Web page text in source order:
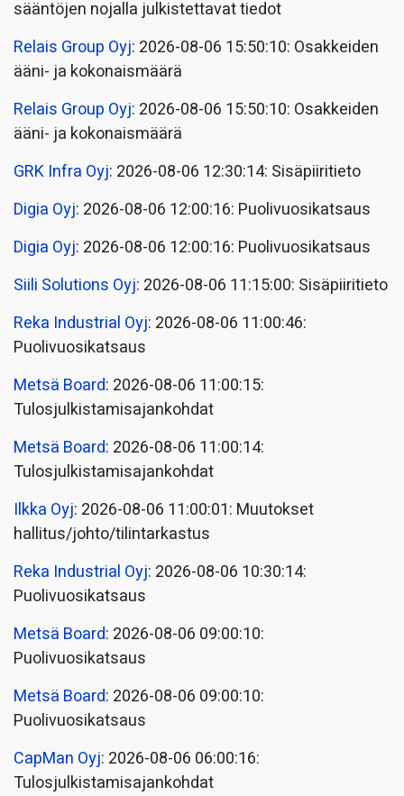
sääntöjen nojalla julkistettavat tiedot
Relais Group Oyj: 2026-08-06 15:50:10: Osakkeiden
ääni- ja kokonaismäärä
Relais Group Oyj: 2026-08-06 15:50:10: Osakkeiden
ääni- ja kokonaismäärä
GRK Infra Oyj: 2026-08-06 12:30:14: Sisäpiiritieto
Digia Oyj: 2026-08-06 12:00:16: Puolivuosikatsaus
Digia Oyj: 2026-08-06 12:00:16: Puolivuosikatsaus
Siili Solutions Oyj: 2026-08-06 11:15:00: Sisäpiiritieto
Reka Industrial Oyj: 2026-08-06 11:00:46:
Puolivuosikatsaus
Metsä Board: 2026-08-06 11:00:15:
Tulosjulkistamisajankohdat
Metsä Board: 2026-08-06 11:00:14:
Tulosjulkistamisajankohdat
Ilkka Oyj: 2026-08-06 11:00:01: Muutokset
hallitus/johto/tilintarkastus
Reka Industrial Oyj: 2026-08-06 10:30:14:
Puolivuosikatsaus
Metsä Board: 2026-08-06 09:00:10:
Puolivuosikatsaus
Metsä Board: 2026-08-06 09:00:10:
Puolivuosikatsaus
CapMan Oyj: 2026-08-06 06:00:16:
Tulosjulkistamisajankohdat